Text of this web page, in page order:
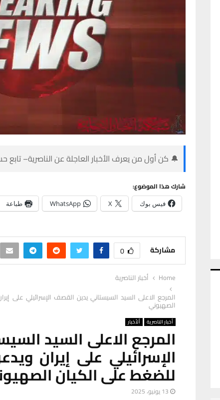
🔔 كن أول من يعرف الأخبار العاجلة عن الناصرية–
شارك هذا الموضوع:
فيس بوك X
WhatsApp طباعة
مشاركة 0
Home
أخبار الناصرية
المرجع الاعلى السيد السيستاني يدين القصف الإسرائيلي على
الصهيوني
أخبار الناصرية ألأخبار
المرجع الاعلى السيد
الإسرائيلي على إيران
للضغط على الكيان
13 يونيو، 2025